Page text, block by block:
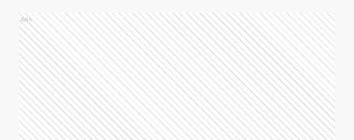
Ads